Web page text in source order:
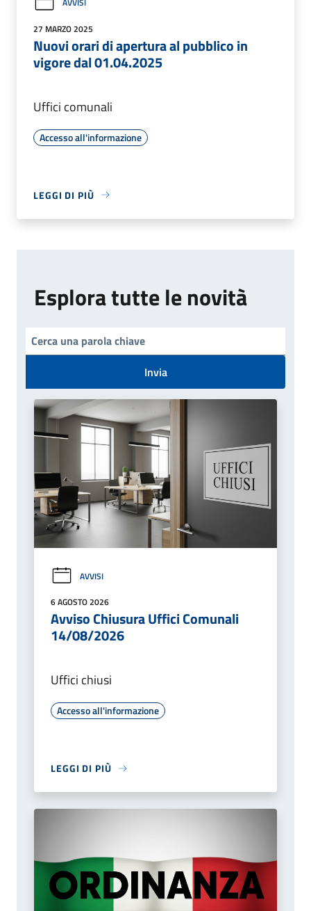
AVVISI
27 MARZO 2025
Nuovi orari di apertura al pubblico in
vigore dal 01.04.2025
Uffici comunali
Accesso all'informazione
LEGGI DI PIÙ
Esplora tutte le novità
Invia
AVVISI
6 AGOSTO 2026
Avviso Chiusura Uffici Comunali
14/08/2026
Uffici chiusi
Accesso all'informazione
LEGGI DI PIÙ